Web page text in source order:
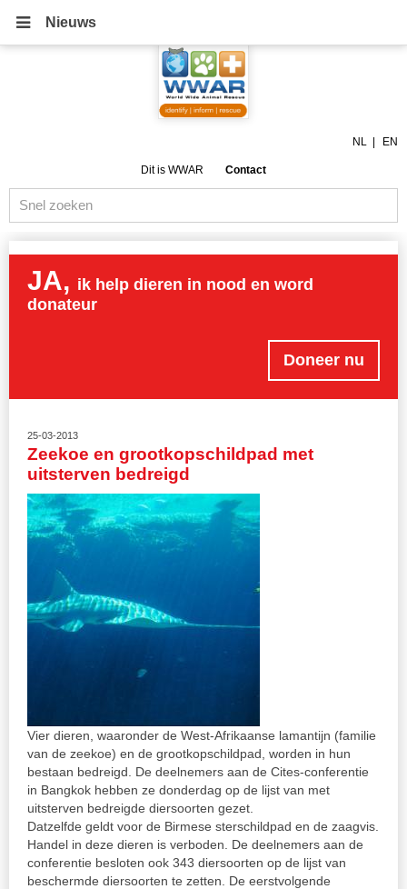
Nieuws
NL EN
Dit is WWAR Contact
JA, ik help dieren in nood en word
donateur
Doneer nu
25-03-2013
Zeekoe en grootkopschildpad met
uitsterven bedreigd
Vier dieren, waaronder de West-Afrikaanse lamantijn (familie
van de zeekoe) en de grootkopschildpad, worden in hun
bestaan bedreigd. De deelnemers aan de Cites-conferentie
in Bangkok hebben ze donderdag op de lijst van met
uitsterven bedreigde diersoorten gezet.
Datzelfde geldt voor de Birmese sterschildpad en de zaagvis.
Handel in deze dieren is verboden. De deelnemers aan de
conferentie besloten ook 343 diersoorten op de lijst van
beschermde diersoorten te zetten. De eerstvolgende